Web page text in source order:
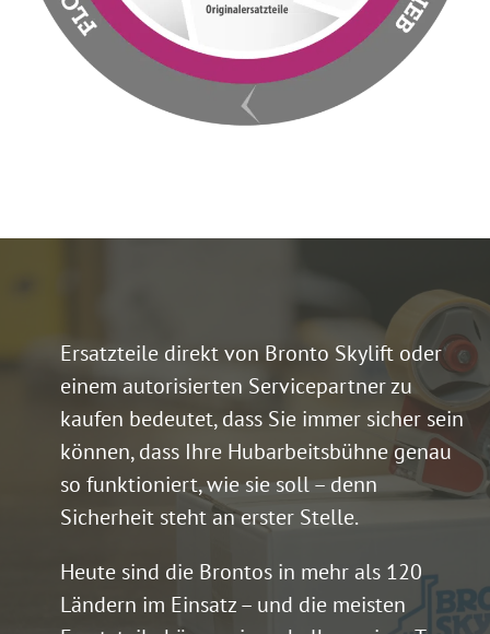
Ersatzteile direkt von Bronto Skylift oder
einem autorisierten Servicepartner zu
kaufen bedeutet, dass Sie immer sicher sein
können, dass Ihre Hubarbeitsbühne genau
so funktioniert, wie sie soll – denn
Sicherheit steht an erster Stelle.
Heute sind die Brontos in mehr als 120
Ländern im Einsatz – und die meisten